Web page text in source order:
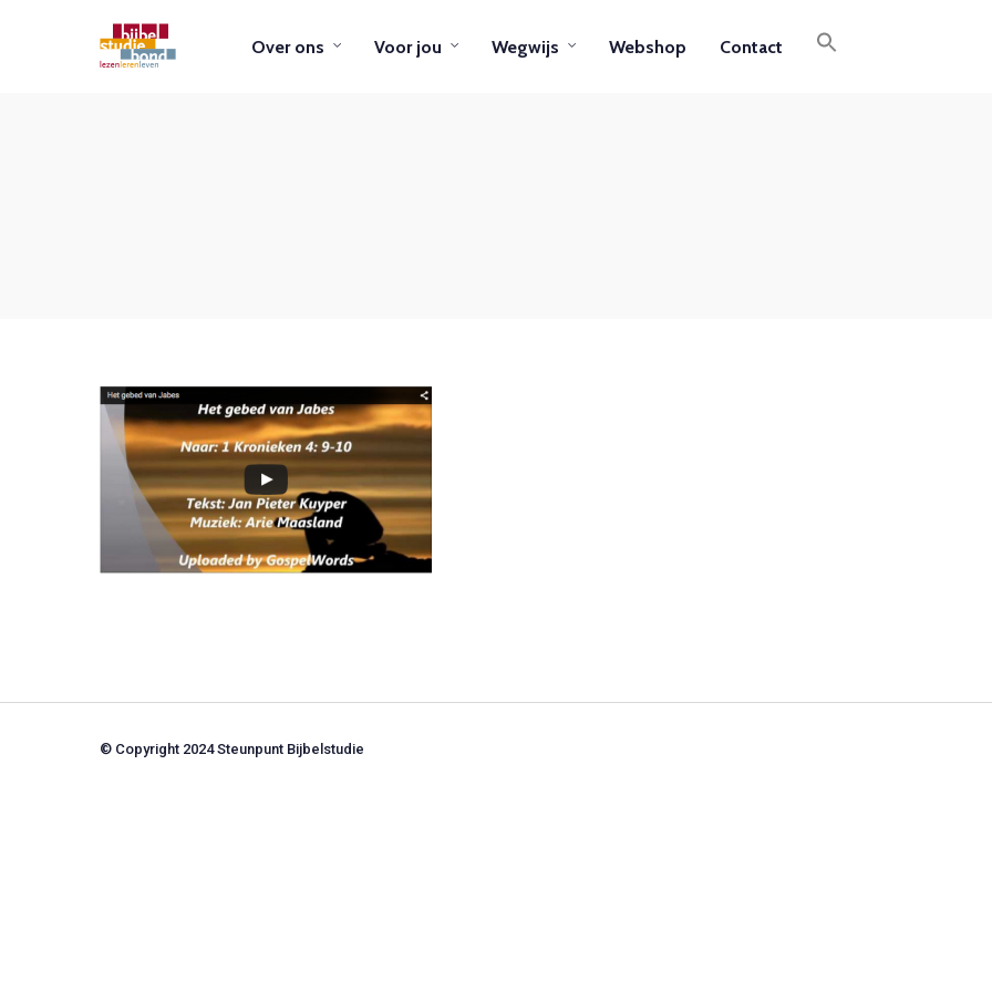
Over ons Voor jou Wegwijs Webshop Contact
© Copyright 2024 Steunpunt Bijbelstudie